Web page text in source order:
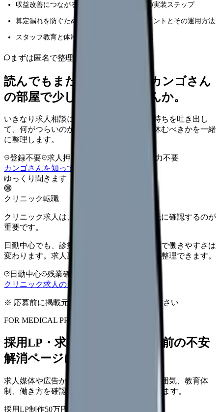
収益改善につながる実践的な管理手法とその実装ステップ
算定漏れを防ぐための具体的なチェックポイントとその運用方法
スタッフ教育と体制整備の効果的な実施方法
まずは匿名で整理
読んでもまだ苦しいなら、カンゴさん
の部屋で少し話してみませんか。
いきなり求人相談には進みません。今の気持ちを吐き出し
て、何がつらいのか、辞めるべきか、少し休むべきかを一緒
に整理します。
登録不要 求人押し売りなし
病院名は入力不要
カンゴさんを知ってから相談する
ゆっくり聞きます
クリニック転職
クリニック求人は、勤務時間と人間関係を先に確認するのが
重要です。
日勤中心でも、診療科・院長方針・人数体制で働きやすさは
変わります。求人票だけで決める前に条件を整理できます。
日勤中心 残業確認
クリニック求人の見方を確認する
※ 応募前に掲載元の最新情報を確認してください
FOR MEDICAL PROVIDERS
採用LP・求人ページを、応募前の不安
解消ページにできます
求人媒体や広告から来た看護師が、職場の雰囲気、教育体
制、働き方を確認して応募できるLPを設計します。
採用LP制作50万円〜